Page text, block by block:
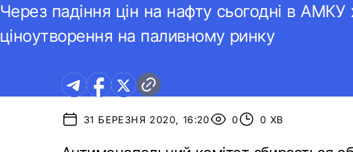
Через падіння цін на нафту сьогодні в АМКУ
ціноутворення на паливному ринку
31 БЕРЕЗНЯ 2020, 16:20 0 0 ХВ